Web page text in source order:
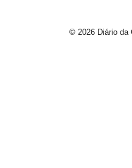
© 2026 Diário da